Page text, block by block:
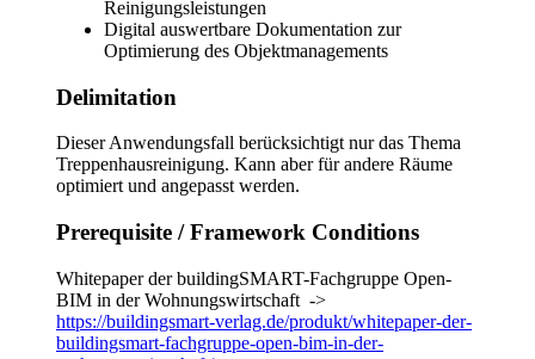
Reinigungsleistungen
Digital auswertbare Dokumentation zur
Optimierung des Objektmanagements
Delimitation
Dieser Anwendungsfall berücksichtigt nur das Thema
Treppenhausreinigung. Kann aber für andere Räume
optimiert und angepasst werden.
Prerequisite / Framework Conditions
Whitepaper der buildingSMART-Fachgruppe Open-
BIM in der Wohnungswirtschaft ->
https://buildingsmart-verlag.de/produkt/whitepaper-der-
buildingsmart-fachgruppe-open-bim-in-der-